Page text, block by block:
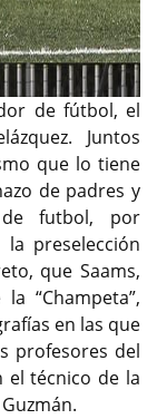
de fútbol, el
Juntos
que lo tiene
de padres y
de futbol, por
preselección
que Saams,
“Champeta”,
en las que
profesores del
el técnico de la